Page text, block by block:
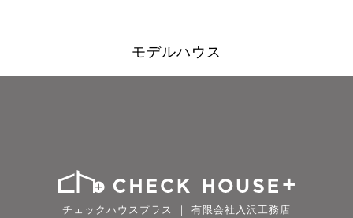
モデルハウス
チェックハウスプラス ｜ 有限会社入沢工務店